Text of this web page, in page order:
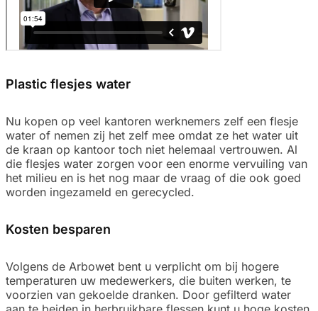
Plastic flesjes water
Nu kopen op veel kantoren werknemers zelf een flesje
water of nemen zij het zelf mee omdat ze het water uit
de kraan op kantoor toch niet helemaal vertrouwen. Al
die flesjes water zorgen voor een enorme vervuiling van
het milieu en is het nog maar de vraag of die ook goed
worden ingezameld en gerecycled.
Kosten besparen
Volgens de Arbowet bent u verplicht om bij hogere
temperaturen uw medewerkers, die buiten werken, te
voorzien van gekoelde dranken. Door gefilterd water